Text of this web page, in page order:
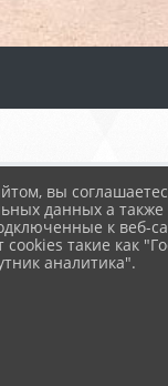
Новости
оформле...
вы
данных а
к веб-
такие как
аналитика".